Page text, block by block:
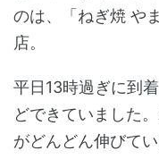
のは、「ねぎ焼 や
店。
平日13時過ぎに到
どできていました
がどんどん伸びてい